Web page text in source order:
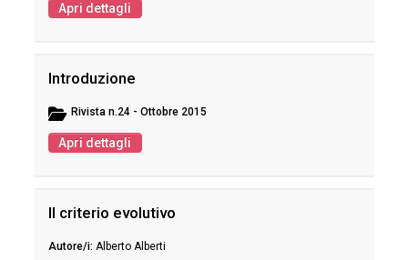
Apri dettagli
Introduzione
Rivista n.24 - Ottobre 2015
Apri dettagli
Il criterio evolutivo
Alberto Alberti